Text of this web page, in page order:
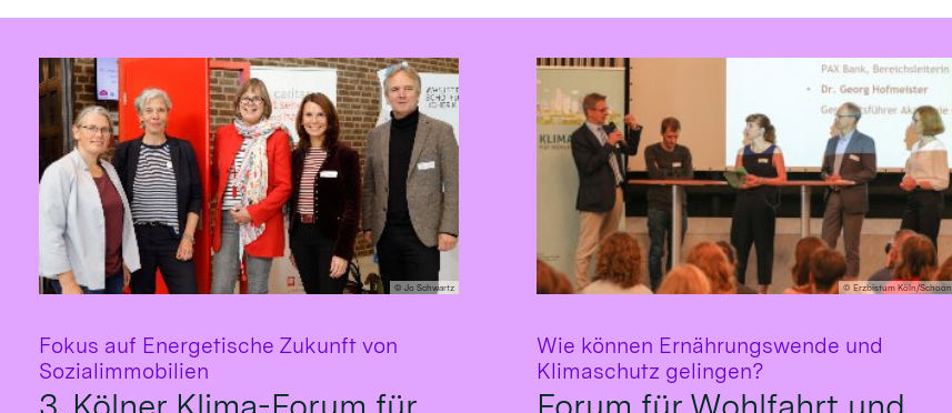
© Jo Schwartz
Fokus auf Energetische Zukunft von
Sozialimmobilien
© Erzbistum Köln/Schoon
Wie können Ernährungswende und
Klimaschutz gelingen?